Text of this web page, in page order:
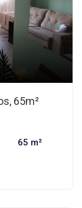
65m²
65 m²